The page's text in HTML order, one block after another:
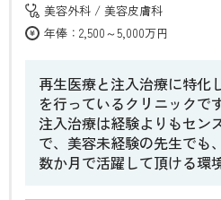
美容外科
美容皮膚科
年俸：2,500～5,000万円
再生医療と注入治療に特化
を行っているクリニックで
注入治療は経験よりもセン
で、美容未経験の先生でも、
数か月で活躍して頂ける環